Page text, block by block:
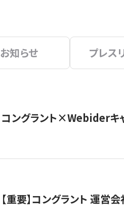
お知らせ プレス
コングラント×Webiderキ
【重要】コングラント 運営